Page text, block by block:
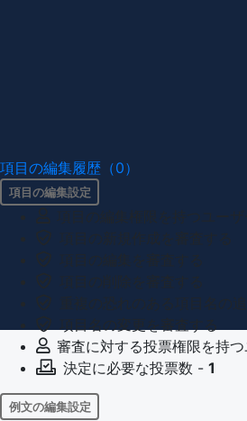
項目の編集履歴（0）
項目の編集設定
審査に対する投票権限を持
決定に必要な投票数 - 1
例文の編集設定